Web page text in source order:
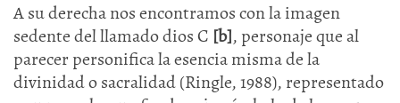
A su derecha nos encontramos con la imagen
sedente del llamado dios C [b], personaje que al
parecer personifica la esencia misma de la
divinidad o sacralidad (Ringle, 1988), representado